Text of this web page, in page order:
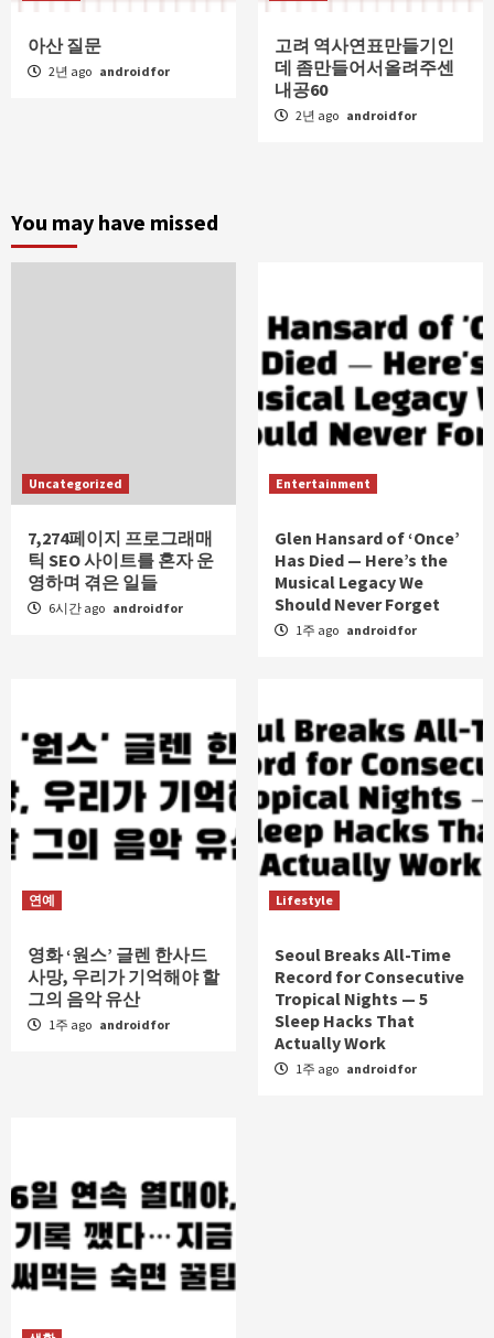
아산 질문
2년 ago androidfor
고려 역사연표만들기인
데 좀만들어서올려주센
내공60
2년 ago androidfor
You may have missed
Uncategorized
7,274페이지 프로그래매
틱 SEO 사이트를 혼자 운
영하며 겪은 일들
6시간 ago androidfor
Entertainment
Glen Hansard of ‘Once’
Has Died — Here’s the
Musical Legacy We
Should Never Forget
1주 ago androidfor
연예
영화 ‘원스’ 글렌 한사드
사망, 우리가 기억해야 할
그의 음악 유산
1주 ago androidfor
Lifestyle
Seoul Breaks All-Time
Record for Consecutive
Tropical Nights — 5
Sleep Hacks That
Actually Work
1주 ago androidfor